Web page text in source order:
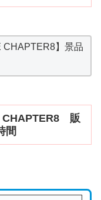
CHAPTER8】景品
CHAPTER8 販
間